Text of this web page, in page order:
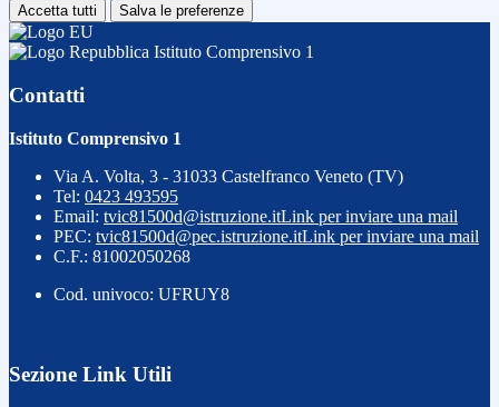
Accetta tutti Salva le preferenze
Istituto Comprensivo 1
Contatti
Istituto Comprensivo 1
Via A. Volta, 3 - 31033 Castelfranco Veneto (TV)
Tel: 0423 493595
Email: tvic81500d@istruzione.itLink per inviare una mail
PEC: tvic81500d@pec.istruzione.itLink per inviare una mail
C.F.: 81002050268
Cod. univoco: UFRUY8
Sezione Link Utili